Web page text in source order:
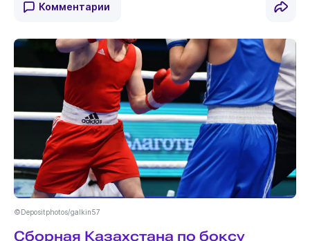
Комментарии
©Depositphotos/galkin57
Сборная Казахстана по боксу